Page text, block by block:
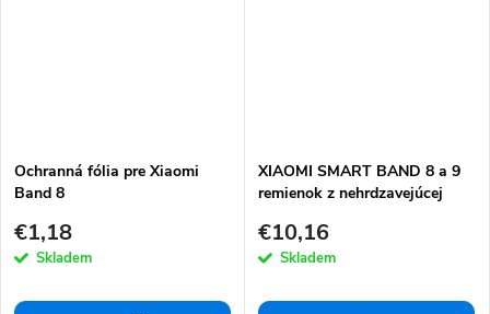
Ochranná fólia pre Xiaomi
Band 8
€1,18
Skladem
XIAOMI SMART BAND 8 a 9
remienok z nehrdzavejúcej
€10,16
Skladem